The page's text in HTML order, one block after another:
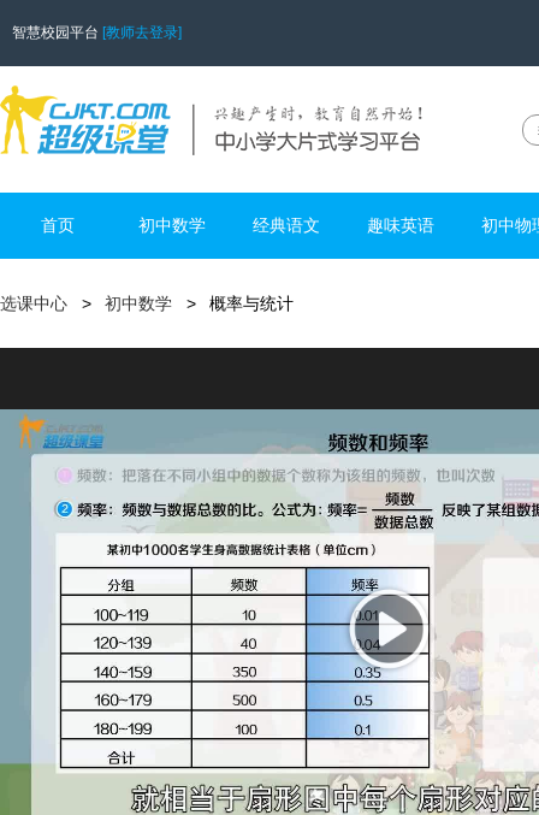
智慧校园平台 [教师去登录]
首页 初中数学 经典语文 趣味英语 初中物
选课中心 初中数学 概率与统计